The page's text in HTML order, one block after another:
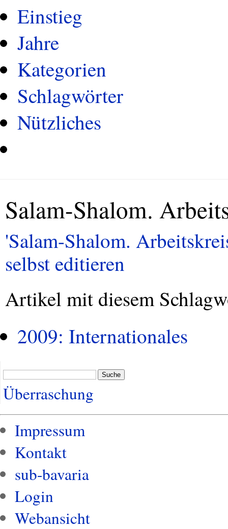
Einstieg
Jahre
Kategorien
Schlagwörter
Nützliches
Salam-Shalom.
'Salam-Shalom.
selbst editieren
Artikel mit diesem
2009: Internationales
Suche
Überraschung
Impressum
Kontakt
sub-bavaria
Login
Webansicht